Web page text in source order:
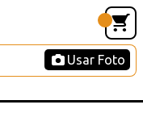
Usar Foto